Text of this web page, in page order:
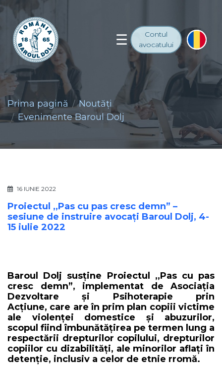
Contul
avocatului
Prima pagină
Noutăţi
Evenimente Baroul Dolj
16 IUNIE 2022
Proiectul ,,Pas cu pas cresc demn” –
sesiune de instruire avocați Baroul Dolj, 4-
15 iulie 2022
Baroul Dolj susține Proiectul ,,Pas cu pas
cresc demn”, implementat de Asociația
Dezvoltare și Psihoterapie prin
Acțiune, care are în prim plan copiii victime
ale violenței domestice și abuzurilor,
scopul fiind îmbunătățirea pe termen lung a
respectării drepturilor copilului, drepturilor
copiilor cu dizabilități, ale minorilor aflați în
detenție, inclusiv a celor de etnie rromă.